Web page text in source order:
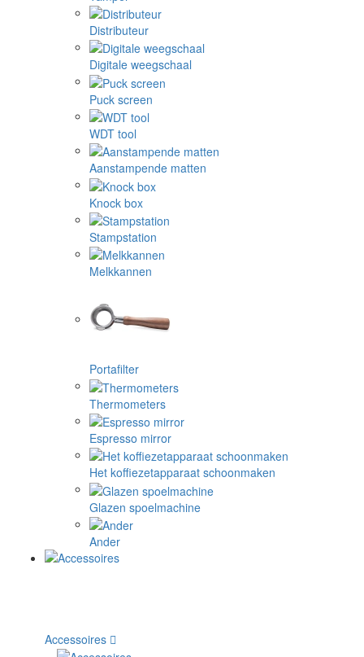
Distributeur
Digitale weegschaal
Puck screen
WDT tool
Aanstampende matten
Knock box
Stampstation
Melkkannen
Portafilter
Thermometers
Espresso mirror
Het koffiezetapparaat schoonmaken
Glazen spoelmachine
Ander
Accessoires